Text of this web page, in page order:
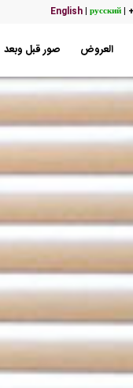
|
English|русский
العروض صور قبل وبعد